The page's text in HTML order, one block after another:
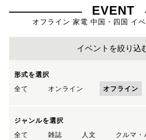
EVENT
オフライン 家電 中国・四国 イ
イベントを絞り込
形式を選択
全て
オンライン オフライン
ジャンルを選択
全て
雑誌 人文
クルマ・